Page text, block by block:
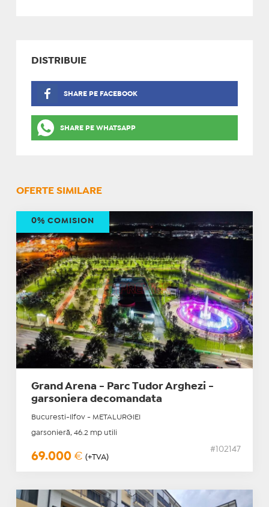
DISTRIBUIE
SHARE PE FACEBOOK
SHARE PE WHATSAPP
OFERTE SIMILARE
Grand Arena - Parc Tudor Arghezi -
garsoniera decomandata
Bucuresti-Ilfov - METALURGIEI
garsonieră, 46.2 mp utili
69.000 € (+TVA)
#102147
0% COMISION